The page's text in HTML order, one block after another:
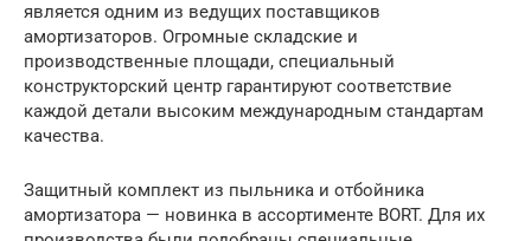
является одним из ведущих поставщиков
амортизаторов. Огромные складские и
производственные площади, специальный
конструкторский центр гарантируют соответствие
каждой детали высоким международным стандартам
качества.
Защитный комплект из пыльника и отбойника
амортизатора — новинка в ассортименте BORT. Для их